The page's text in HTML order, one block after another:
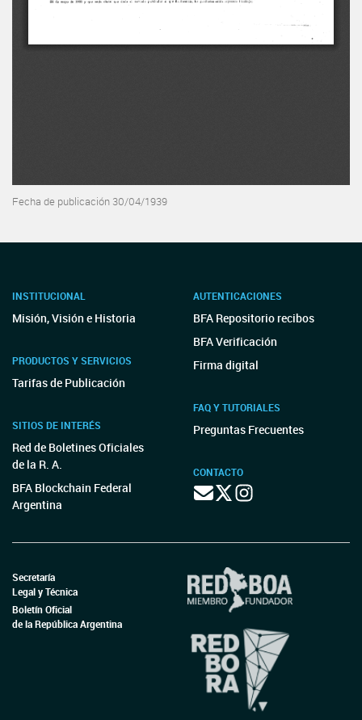
Fecha de publicación 30/04/1939
INSTITUCIONAL
Misión, Visión e Historia
PRODUCTOS Y SERVICIOS
Tarifas de Publicación
SITIOS DE INTERÉS
Red de Boletines Oficiales
de la R. A.
BFA Blockchain Federal
Argentina
AUTENTICACIONES
BFA Repositorio recibos
BFA Verificación
Firma digital
FAQ Y TUTORIALES
Preguntas Frecuentes
CONTACTO
Secretaría
Legal y Técnica
Boletín Oficial
de la República Argentina